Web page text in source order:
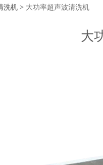
波清洗机
洗机 > 大功率超声波清洗机
大